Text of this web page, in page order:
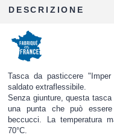
DESCRIZIONE
Tasca da pasticcere
saldato extraflessibile.
Senza giunture, questa
una punta che può
beccucci. La temperatura
70°C.